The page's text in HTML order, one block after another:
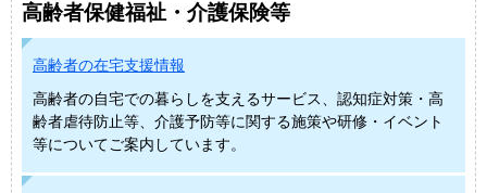
高齢者保健福祉・介護保険等
高齢者の在宅支援情報
高齢者の自宅での暮らしを支えるサービス、認知症対策・高
齢者虐待防止等、介護予防等に関する施策や研修・イベント
等についてご案内しています。